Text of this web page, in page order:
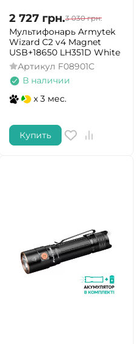
2 727 грн.3 030 грн.
Мультифонарь Armytek
Wizard C2 v4 Magnet
USB+18650 LH351D White
Артикул F08901C
В наличии
x 3 мес.
Купить